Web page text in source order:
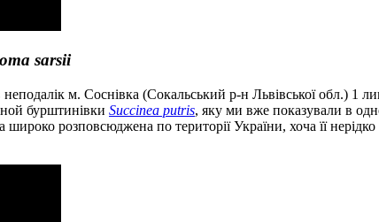
sarsii
м. Соснівка (Сокальський р-н Львівської обл.)
бурштинівки Succinea putris, яку ми вже показували в
розповсюджена по території України, хоча її